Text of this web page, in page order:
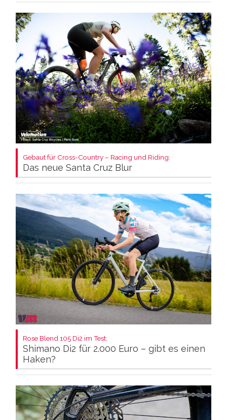
Gebaut für Cross-Country – Racing und Riding:
Das neue Santa Cruz Blur
Rose Blend 105 Di2 im Test:
Shimano Di2 für 2.000 Euro – gibt es einen
Haken?